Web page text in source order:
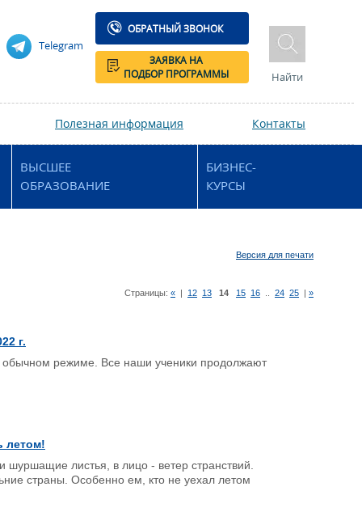
Telegram
ОБРАТНЫЙ ЗВОНОК
ЗАЯВКА НА
ПОДБОР ПРОГРАММЫ
Найти
Полезная информация Контакты
ВЫСШЕЕ
ОБРАЗОВАНИЕ
БИЗНЕС-
КУРСЫ
Версия для печати
Страницы: « | 12 13 14 15 16 24 25 | »
г.
режиме. Все наши ученики продолжают
летом!
листья, в лицо - ветер странствий.
страны. Особенно ем, кто не уехал летом